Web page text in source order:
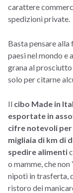
carattere
spedizioni private.
Basta pensare
paesi nel mondo e
grana al prosciutto
solo per citarne
Il cibo Made in
esportate in
cifre notevoli
migliaia di km di
spedire alimenti
o mamme, che
nipoti in trasferta,
ristoro dei